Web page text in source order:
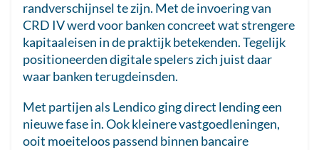
randverschijnsel te zijn. Met de invoering van
CRD IV werd voor banken concreet wat strengere
kapitaaleisen in de praktijk betekenden. Tegelijk
positioneerden digitale spelers zich juist daar
waar banken terugdeinsden.
Met partijen als Lendico ging direct lending een
nieuwe fase in. Ook kleinere vastgoedleningen,
ooit moeiteloos passend binnen bancaire